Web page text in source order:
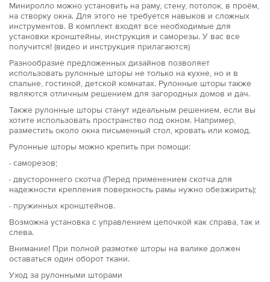
Миниролло можно установить на раму, стену, потолок, в проём,
на створку окна. Для этого не требуется навыков и сложных
инструментов. В комплект входят все необходимые для
установки кронштейны, инструкция и саморезы. У вас все
получится! (видео и инструкция прилагаются)
Разнообразие предложенных дизайнов позволяет
использовать рулонные шторы не только на кухне, но и в
спальне, гостиной, детской комнатах. Рулонные шторы также
являются отличным решением для загородных домов и дач.
Также рулонные шторы станут идеальным решением, если вы
хотите использовать пространство под окном. Например,
разместить около окна письменный стол, кровать или комод.
Рулонные шторы можно крепить при помощи:
· саморезов;
· двустороннего скотча (Перед применением скотча для
надежности крепления поверхность рамы нужно обезжирить);
· пружинных кронштейнов.
Возможна установка с управлением цепочкой как справа, так и
слева.
Внимание! При полной размотке шторы на валике должен
оставаться один оборот ткани.
Уход за рулонными шторами